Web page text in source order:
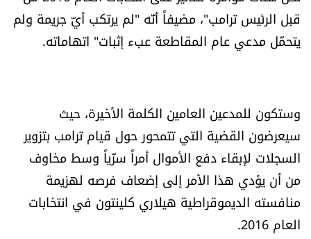
شروط الاستخدام
شروط الإشتراك
قبل الرئيس ترامب"، مضيفاً أنّه "لم يرتكب أيّ جريمة ولم
يتحمّل مدعي عام المقاطعة عبء إثبات" اتهاماته.
وستكون للمدعين العامين الكلمة الأخيرة، حيث
سيعرضون القضية التي تتمحور حول قيام ترامب بتزوير
السجلات لإبقاء دفع الأموال أمراً سرّياً وسط مخاوف
من أن يؤدي هذا الأمر إلى إضعاف فرصه لهزيمة
منافسته الديموقراطية هيلاري كلينتون في انتخابات
العام 2016.